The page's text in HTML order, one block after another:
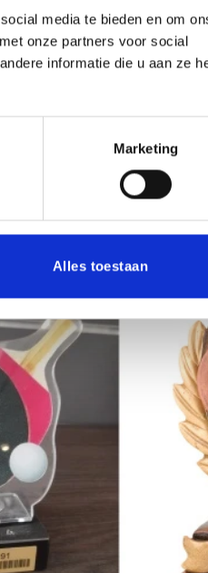
media te bieden en om
onze partners voor social
informatie die u aan ze
Marketing
Alles toestaan
cm
Toevoegen